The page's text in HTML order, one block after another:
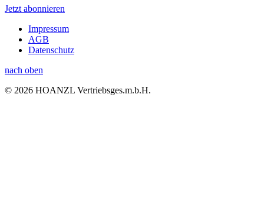
Jetzt abonnieren
Impressum
AGB
Datenschutz
nach oben
© 2026 HOANZL Vertriebsges.m.b.H.